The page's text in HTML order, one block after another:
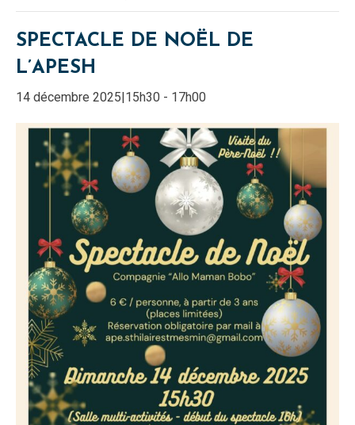
SPECTACLE DE NOËL DE
L’APESH
14 décembre 2025|15h30 - 17h00